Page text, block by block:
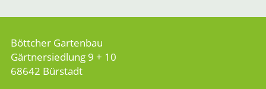
Böttcher Gartenbau
Gärtnersiedlung 9 + 10
68642 Bürstadt